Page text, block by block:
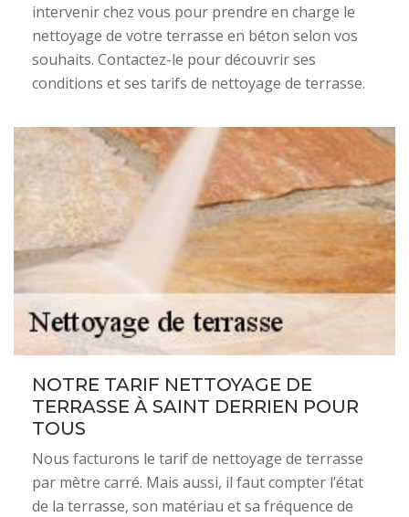
intervenir chez vous pour prendre en charge le
nettoyage de votre terrasse en béton selon vos
souhaits. Contactez-le pour découvrir ses
conditions et ses tarifs de nettoyage de terrasse.
NOTRE TARIF NETTOYAGE DE
TERRASSE À SAINT DERRIEN POUR
TOUS
Nous facturons le tarif de nettoyage de terrasse
par mètre carré. Mais aussi, il faut compter l’état
de la terrasse, son matériau et sa fréquence de